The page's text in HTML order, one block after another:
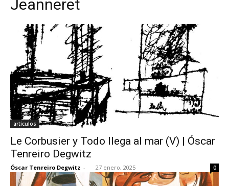
Jeanneret
artículos
Le Corbusier y Todo llega al mar (V) | Óscar
Tenreiro Degwitz
Óscar Tenreiro Degwitz - 27 enero, 2025 0